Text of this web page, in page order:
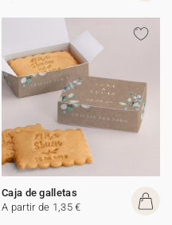
Caja de galletas
A partir de 1,35 €